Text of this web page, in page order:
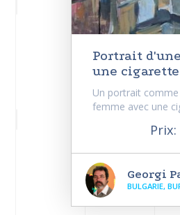
Portrait
une cigarette
Un portrait
femme avec une
Prix:
Georgi
BULGARIE,